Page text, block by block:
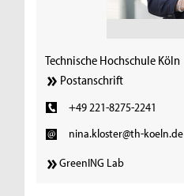
Technische Hochschule Köln
Postanschrift
+49 221-8275-2241
nina.kloster@th-koeln.de
GreenING Lab